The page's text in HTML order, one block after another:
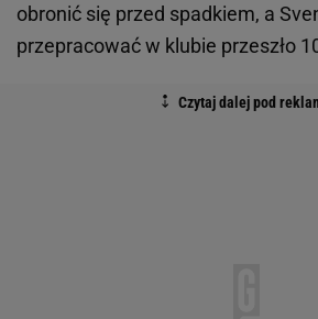
obronić się przed spadkiem, a
przepracować w klubie przeszło